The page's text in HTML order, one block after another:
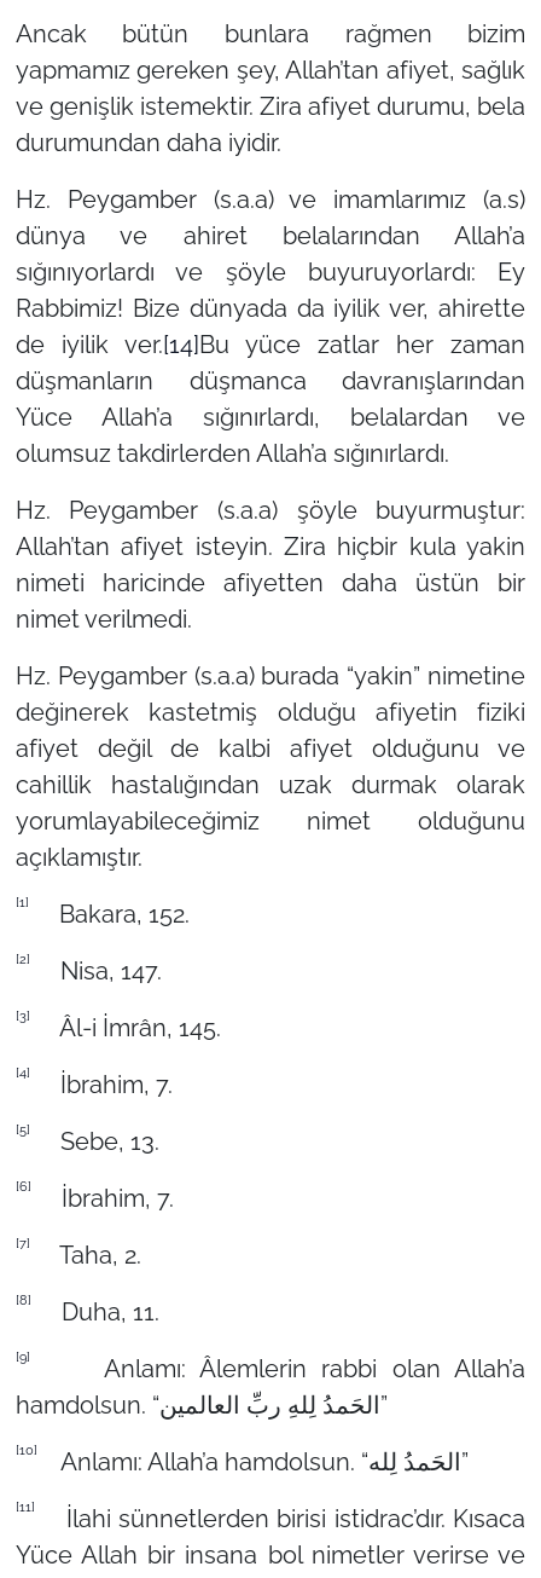
Ancak bütün bunlara rağmen bizim
yapmamız gereken şey, Allah’tan afiyet, sağlık
ve genişlik istemektir. Zira afiyet durumu, bela
durumundan daha iyidir.
Hz. Peygamber (s.a.a) ve imamlarımız (a.s)
dünya ve ahiret belalarından Allah’a
sığınıyorlardı ve şöyle buyuruyorlardı: Ey
Rabbimiz! Bize dünyada da iyilik ver, ahirette
de iyilik ver.[14]Bu yüce zatlar her zaman
düşmanların düşmanca davranışlarından
Yüce Allah’a sığınırlardı, belalardan ve
olumsuz takdirlerden Allah’a sığınırlardı.
Hz. Peygamber (s.a.a) şöyle buyurmuştur:
Allah’tan afiyet isteyin. Zira hiçbir kula yakin
nimeti haricinde afiyetten daha üstün bir
nimet verilmedi.
Hz. Peygamber (s.a.a) burada “yakin” nimetine
değinerek kastetmiş olduğu afiyetin fiziki
afiyet değil de kalbi afiyet olduğunu ve
cahillik hastalığından uzak durmak olarak
yorumlayabileceğimiz nimet olduğunu
açıklamıştır.
[1] Bakara, 152.
[2] Nisa, 147.
[3] Âl-i İmrân, 145.
[4] İbrahim, 7.
[5] Sebe, 13.
[6] İbrahim, 7.
[7] Taha, 2.
[8] Duha, 11.
[9]
Anlamı: Âlemlerin rabbi olan Allah’a
hamdolsun. “الحَمدُ لِلهِ ربِّ العالمین”
[10] Anlamı: Allah’a hamdolsun. “الحَمدُ لِله”
[11]
İlahi sünnetlerden birisi istidrac’dır. Kısaca
Yüce Allah bir insana bol nimetler verirse ve